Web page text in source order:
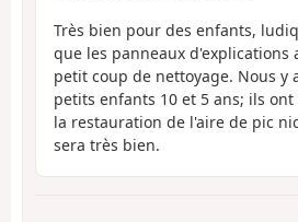
Très bien pour des enfants,
que les panneaux d'explications
petit coup de nettoyage. Nous y
petits enfants 10 et 5 ans; ils
la restauration de l'aire de pic
sera très bien.